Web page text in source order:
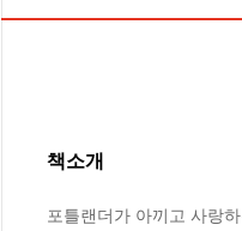
책소개
포틀랜더가 아끼고 사랑